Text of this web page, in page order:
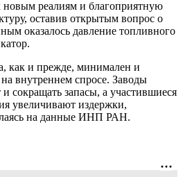
новым реалиям и благоприятную
оставив открытым вопрос о
оказалось давление топливного
как и прежде, минимален и
внутреннем спросе. Заводы
сокращать запасы, а участившиеся
увеличивают издержки,
на данные ИНП РАН.